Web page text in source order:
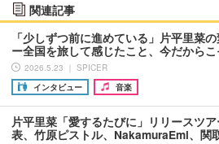
関連記事
「少しずつ前に進めている」片平里菜
ー全国を旅して感じたこと、今だから
2026.5.23 ｜ SPICER
インタビュー
音楽
片平里菜「愛するたびに」リリースツ
表、竹原ピストル、NakamuraEmi、関